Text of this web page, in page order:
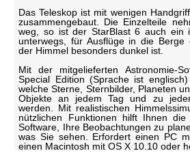
Das Teleskop ist mit wenigen
zusammengebaut. Die Einzelteile
weg, so ist der StarBlast 6 auch ein
unterwegs, für Ausflüge in die
der Himmel besonders dunkel ist.
Mit der mitgelieferten Astronomie-
Special Edition (Sprache ist
welche Sterne, Sternbilder, Planeten
Objekte an jedem Tag und zu
werden. Mit realistischen
nützlichen Funktionen hilft Ihnen die
Software, Ihre Beobachtungen zu
was Sie sehen. Erfordert einen PC
einen Macintosh mit OS X 10.10 oder